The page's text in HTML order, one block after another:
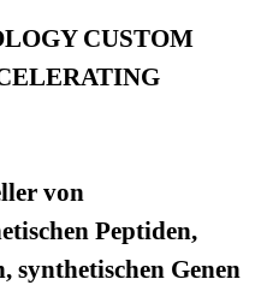
CUSTOM
von
Peptiden,
synthetischen Genen